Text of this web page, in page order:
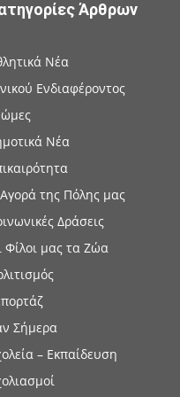
Άρθρων
Νέα
Ενδιαφέροντος
Νέα
της Πόλης μας
Δράσεις
Φίλοι μας τα Ζώα
Σήμερα
– Εκπαίδευση